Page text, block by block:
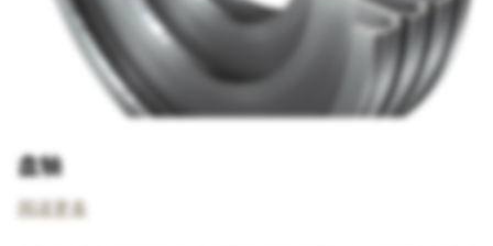
盘轴
阅读更多